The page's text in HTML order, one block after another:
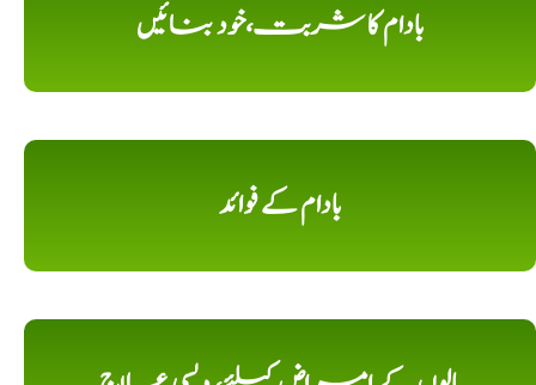
بادام کا شربت،خود بنائیں
بادام کے فوائد